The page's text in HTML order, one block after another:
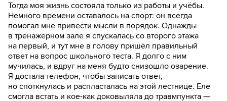
Тогда моя жизнь состояла только из работы и учёбы.
Немного времени оставалось на спорт: он всегда
помогал мне привести мысли в порядок. Однажды
в тренажерном зале я спускалась со второго этажа
на первый, и тут мне в голову пришёл правильный
ответ на вопрос школьного теста. Я долго с ним
мучилась, и вдруг на меня будто снизошло озарение.
Я достала телефон, чтобы записать ответ,
но споткнулась и распласталась на этой лестнице. Еле
смогла встать и кое-как доковыляла до травмпункта —